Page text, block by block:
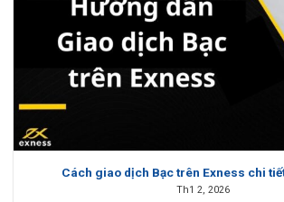
Cách giao dịch Bạc trên Exness chi
Th1 2, 2026